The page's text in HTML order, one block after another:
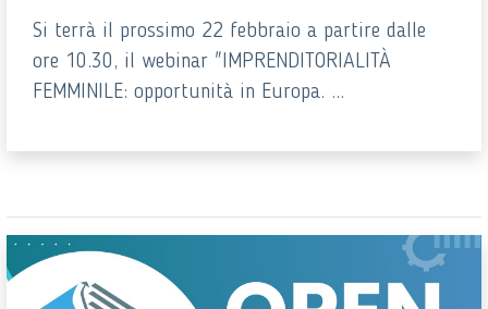
Si terrà il prossimo 22 febbraio a partire dalle
ore 10.30, il webinar "IMPRENDITORIALITÀ
FEMMINILE: opportunità in Europa. ...